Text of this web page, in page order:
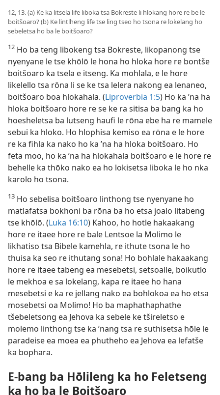
12, 13. (a) Ke ka litsela life liboka tsa Bokreste li hlokang hore re be le
boitšoaro? (b) Ke lintlheng life tse ling tseo ho tsona re lokelang ho
sebeletsa ho ba le boitšoaro?
12 Ho ba teng libokeng tsa Bokreste, likopanong tse
nyenyane le tse khōlō le hona ho hloka hore re bontše
boitšoaro ka tsela e itseng. Ka mohlala, e le hore
likelello tsa rōna li se ke tsa lelera nakong ea lenaneo,
boitšoaro boa hlokahala. (Liproverbia 1:5) Ho ka ’na ha
hloka boitšoaro hore re se ke ra sitisa ba bang ka ho
hoesheletsa ba lutseng haufi le rōna ebe ha re mamele
sebui ka hloko. Ho hlophisa kemiso ea rōna e le hore
re ka fihla ka nako ho ka ’na ha hloka boitšoaro. Ho
feta moo, ho ka ’na ha hlokahala boitšoaro e le hore re
behelle ka thōko nako ea ho lokisetsa liboka le ho nka
karolo ho tsona.
13 Ho sebelisa boitšoaro linthong tse nyenyane ho
matlafatsa bokhoni ba rōna ba ho etsa joalo litabeng
tse khōlō. (Luka 16:10) Kahoo, ho hotle hakaakang
hore re itaee hore re bale Lentsoe la Molimo le
likhatiso tsa Bibele kamehla, re ithute tsona le ho
thuisa ka seo re ithutang sona! Ho bohlale hakaakang
hore re itaee tabeng ea mesebetsi, setsoalle, boikutlo
le mekhoa e sa lokelang, kapa re itaee ho hana
mesebetsi e ka re jellang nako ea bohlokoa ea ho etsa
mosebetsi oa Molimo! Ho ba maphathaphathe
tšebeletsong ea Jehova ka sebele ke tšireletso e
molemo linthong tse ka ’nang tsa re suthisetsa hōle le
paradeise ea moea ea phutheho ea Jehova ea lefatše
ka bophara.
E-bang ba Hōlileng ka ho Feletseng
ka ho ba le Boitšoaro